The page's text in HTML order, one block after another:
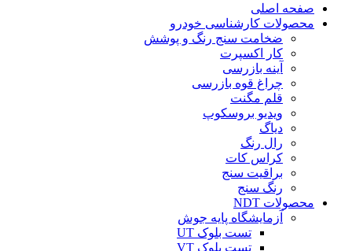
صفحه اصلی
محصولات کارشناسی خودرو
ضخامت سنج رنگ و پوشش
کار اکسپرت
آینه بازرسی
چراغ قوه بازرسی
قلم مگنت
ویدیو بروسکوپ
دیاگ
رال رنگ
کراس کات
براقیت سنج
رنگ سنج
محصولات NDT
آزمایشگاه پایه جوش
تست بلوک UT
تست بلوک VT